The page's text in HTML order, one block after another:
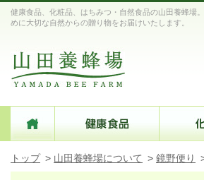
健康食品、化粧品、はちみつ・自然食品の山田養蜂場
めに大切な自然からの贈り物をお届けいたします。
トップ > 山田養蜂場について > 鏡野便り